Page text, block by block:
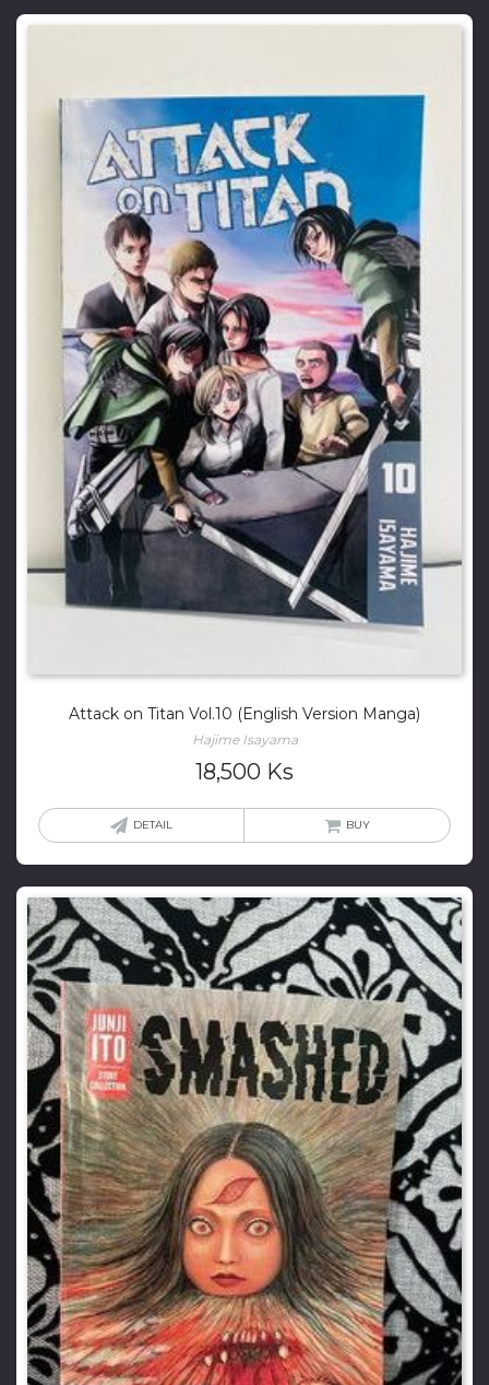
Attack on Titan Vol.10 (English Version Manga)
Hajime Isayama
18,500 Ks
DETAIL BUY